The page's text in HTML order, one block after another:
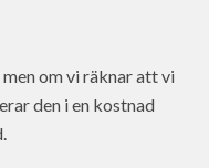
om vi räknar att vi
den i en kostnad